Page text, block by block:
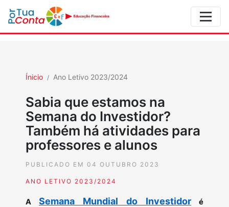
Ínicio Ano Letivo 2023/2024
Sabia que estamos na
Semana do Investidor?
Também há atividades para
professores e alunos
PUBLICADO EM 04 OUTUBRO 2023
ANO LETIVO 2023/2024
A Semana Mundial do Investidor é